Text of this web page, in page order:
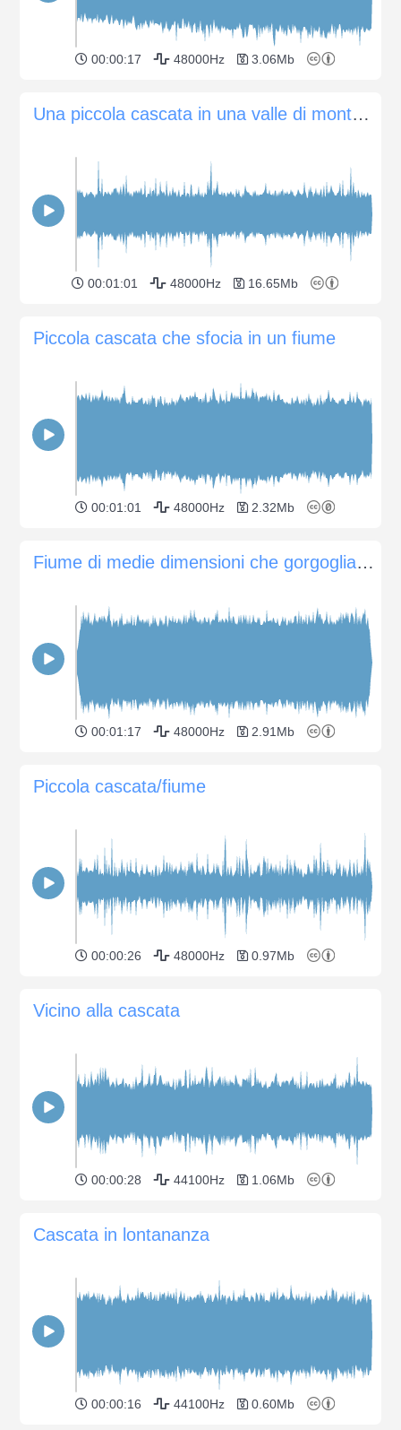
00:00:17 48000Hz 3.06Mb
Una piccola cascata in una valle di montagna
00:01:01 48000Hz 16.65Mb
Piccola cascata che sfocia in un fiume
00:01:01 48000Hz 2.32Mb
Fiume di medie dimensioni che gorgoglia sulle rapide
00:01:17 48000Hz 2.91Mb
Piccola cascata/fiume
00:00:26 48000Hz 0.97Mb
Vicino alla cascata
00:00:28 44100Hz 1.06Mb
Cascata in lontananza
00:00:16 44100Hz 0.60Mb